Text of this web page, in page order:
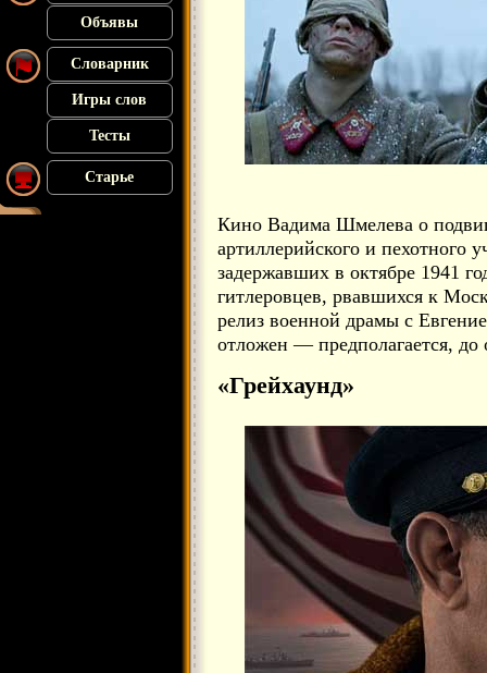
Объявы
Словарник
Игры слов
Тесты
Старье
Кино Вадима Шмелева о
артиллерийского и пехотного
задержавших в октябре 1941
гитлеровцев, рвавшихся к
релиз военной драмы с
отложен — предполагается, до
«Грейхаунд»